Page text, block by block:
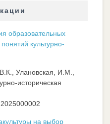
образовательных
культурно-
Улановская, И.М.,
историческая
на выбор